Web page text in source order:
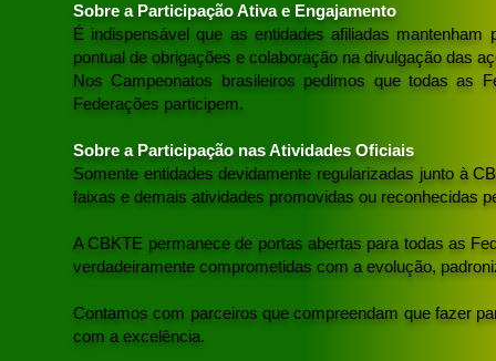
Sobre a Participação Ativa e Engajamento
É indispensável que as entidades afiliadas
pontual de obrigações e colaboração na divulgação das
Nos Campeonatos brasileiros pedimos que todas as
Federações participem.
Sobre a Participação nas Atividades Oficiais
Somente entidades devidamente regularizadas junto à
faixas e demais atividades promovidas ou reconhecidas
A CBKTE permanece de portas abertas para todas as
verdadeiramente comprometidas com a evolução,
Contamos com parceiros que compreendam que fazer
com a excelência.